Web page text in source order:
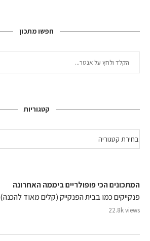
חפשו מתכון
קטגוריות
המתכונים הכי פופולריים ביממה האחרונה
פנקייקים כמו בבית הפנקייק (קלים מאוד להכנה)
22.8k views